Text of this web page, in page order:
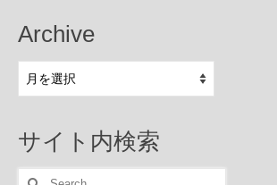
Archive
Archive
サイト内検索
Search